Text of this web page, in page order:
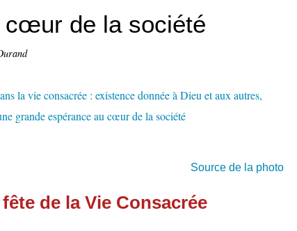
cœur de la société
Source de la photo
de la Vie Consacrée